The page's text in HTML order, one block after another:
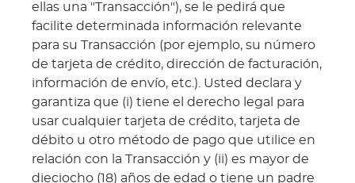
ellas una "Transacción"), se le pedirá que
facilite determinada información relevante
para su Transacción (por ejemplo, su número
de tarjeta de crédito, dirección de facturación,
información de envío, etc.). Usted declara y
garantiza que (i) tiene el derecho legal para
usar cualquier tarjeta de crédito, tarjeta de
débito u otro método de pago que utilice en
relación con la Transacción y (ii) es mayor de
dieciocho (18) años de edad o tiene un padre